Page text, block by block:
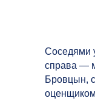
Соседями
справа —
Бровцын,